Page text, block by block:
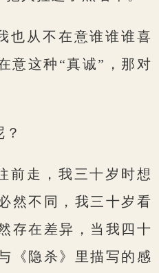
也从不在意谁谁谁喜
意这种“真诚”，那对
前走，我三十岁时想
然不同，我三十岁看
存在差异，当我四十
《隐杀》里描写的感